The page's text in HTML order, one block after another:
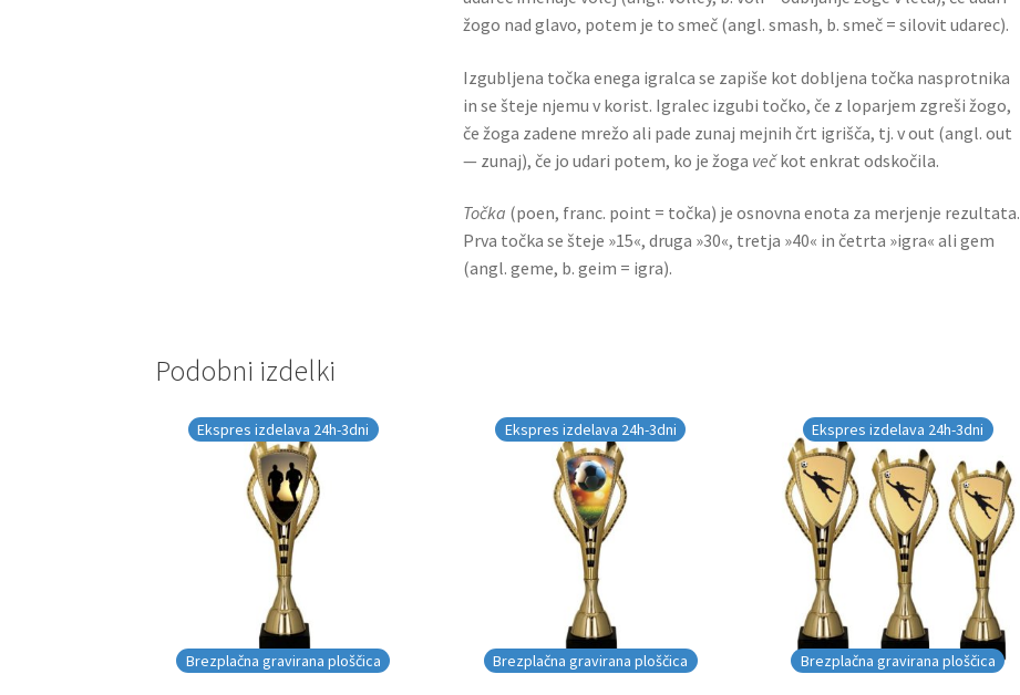
žogo nad glavo, po­tem je to smeč (angl. smash, b. smeč = silovit udarec).
Izgubljena točka enega igralca se zapiše kot dobljena točka nasprotnika
in se šteje njemu v korist. Igralec izgubi točko, če z loparjem zgreši žogo,
če žoga zadene mrežo ali pade zunaj mejnih črt igrišča, tj. v out (angl. out
— zunaj), če jo udari potem, ko je žoga večkot enkrat odskočila.
Točka (poen, franc. point = točka) je osnovna enota za merjenje rezultata.
Prva točka se šteje »15«, druga »30«, tretja »40« in četrta »igra« ali gem
(angl. geme, b. geim = igra).
Podobni izdelki
Brezplačna gravirana ploščica
Ekspres izdelava 24h-3dni
Brezplačna gravirana ploščica
Ekspres izdelava 24h-3dni
Brezplačna gravirana ploščica
Ekspres izdelava 24h-3dni